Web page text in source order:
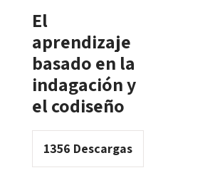
El
aprendizaje
basado en la
indagación y
el codiseño
1356 Descargas